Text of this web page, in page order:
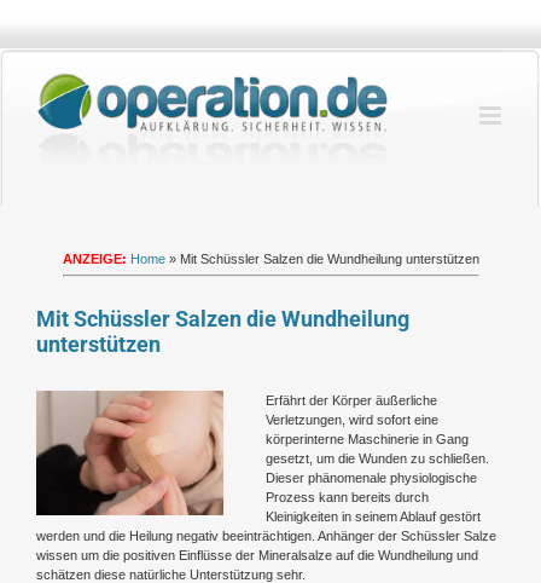
springen
ANZEIGE: Home» Mit Schüssler Salzen die Wundheilung unterstützen
Mit Schüssler Salzen die Wundheilung
unterstützen
grösseres
Erfährt der Körper äußerliche
Verletzungen, wird sofort eine
körperinterne Maschinerie in Gang
gesetzt, um die Wunden zu schließen.
Dieser phänomenale physiologische
Prozess kann bereits durch
Kleinigkeiten in seinem Ablauf gestört
werden und die Heilung negativ beeinträchtigen. Anhänger der Schüssler Salze
wissen um die positiven Einflüsse der Mineralsalze auf die Wundheilung und
schätzen diese natürliche Unterstützung sehr.